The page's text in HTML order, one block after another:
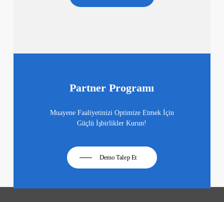
Partner Programı
Muayene Faaliyetinizi Optimize Etmek İçin
Güçlü İşbirlikler Kurun!
Demo Talep Et